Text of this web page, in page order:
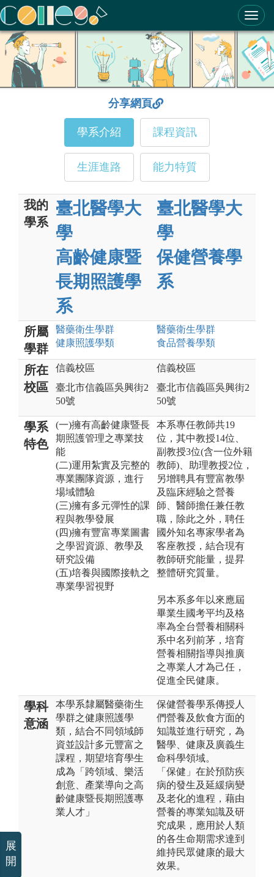
ColleGo! 大學選才與高中育才輔助系統
分享網頁
學系介紹 課程資訊
生涯進路 能力特質
我的
學系
臺北醫學大
學
高齡健康暨
長期照護學
系
臺北醫學大
學
保健營養學
系
所屬
學群
醫藥衛生學群
健康照護學類
醫藥衛生學群
食品營養學類
所在
校區
信義校區
臺北市信義區吳興街2
50號
信義校區
臺北市信義區吳興街2
50號
學系
特色
(一)擁有高齡健康暨長
期照護管理之專業技
能
(二)運用紮實及完整的
專業團隊資源，進行
場域體驗
(三)擁有多元彈性的課
程與教學發展
(四)擁有豐富專業圖書
之學習資源、教學及
研究設備
(五)培養與國際接軌之
專業學習視野
本系專任教師共19
位，其中教授14位、
副教授3位(含一位外籍
教師)、助理教授2位，
另增聘具有豐富教學
及臨床經驗之營養
師、醫師擔任兼任教
職，除此之外，聘任
國外知名專家學者為
客座教授，結合現有
教師研究能量，提昇
整體研究質量。
另本系多年以來應屆
畢業生國考平均及格
率為全台營養相關科
系中名列前茅，培育
營養相關指導與推廣
之專業人才為己任，
促進全民健康。
學科
意涵
本學系隸屬醫藥衛生
學群之健康照護學
類，結合不同領域師
資並設計多元豐富之
課程，期望培育學生
成為「跨領域、樂活
創意、產業導向之高
齡健康暨長期照護專
業人才」
保健營養學系傳授人
們營養及飲食方面的
知識並進行研究，為
醫學、健康及廣義生
命科學領域。
「保健」在於預防疾
病的發生及延緩病變
及老化的進程，藉由
營養的專業知識及研
究成果，應用於人類
的各生命期需求達到
維持民眾健康的最大
效果。
展
開